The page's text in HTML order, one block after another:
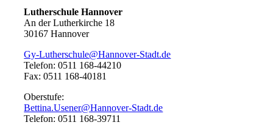
Lutherschule Hannover
An der Lutherkirche 18
30167 Hannover
Gy-Lutherschule@Hannover-Stadt.de
Telefon: 0511 168-44210
Fax: 0511 168-40181
Oberstufe:
Bettina.Usener@Hannover-Stadt.de
Telefon: 0511 168-39711